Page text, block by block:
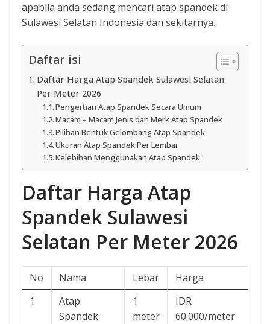
apabila anda sedang mencari atap spandek di
Sulawesi Selatan Indonesia dan sekitarnya.
Daftar isi
Daftar Harga Atap Spandek Sulawesi Selatan
Per Meter 2026
Pengertian Atap Spandek Secara Umum
Macam – Macam Jenis dan Merk Atap Spandek
Pilihan Bentuk Gelombang Atap Spandek
Ukuran Atap Spandek Per Lembar
Kelebihan Menggunakan Atap Spandek
Daftar Harga Atap
Spandek Sulawesi
Selatan Per Meter 2026
No Nama Lebar
Harga
1
Atap
Spandek
1
meter
IDR
60.000/meter